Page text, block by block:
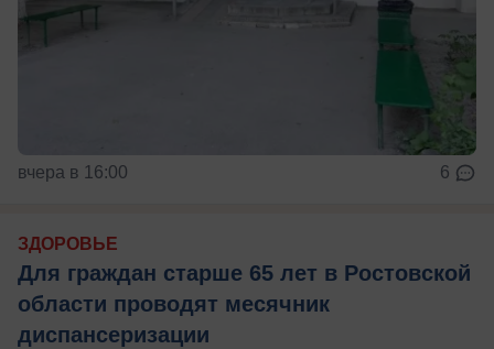
вчера в 16:00 6
ЗДОРОВЬЕ
Для граждан старше 65 лет в Ростовской
области проводят месячник
диспансеризации